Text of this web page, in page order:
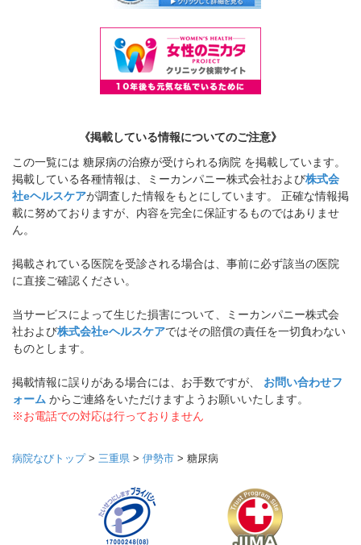
《掲載している情報についてのご注意》
この一覧には 糖尿病の治療が受けられる病院 を掲載しています。
掲載している各種情報は、ミーカンパニー株式会社および株式会
社eヘルスケアが調査した情報をもとにしています。 正確な情報掲
載に努めておりますが、内容を完全に保証するものではありませ
ん。
掲載されている医院を受診される場合は、事前に必ず該当の医院
に直接ご確認ください。
当サービスによって生じた損害について、ミーカンパニー株式会
社および株式会社eヘルスケアではその賠償の責任を一切負わない
ものとします。
掲載情報に誤りがある場合には、お手数ですが、 お問い合わせフ
ォーム からご連絡をいただけますようお願いいたします。
※お電話での対応は行っておりません
病院なびトップ> 三重県 > 伊勢市 > 糖尿病